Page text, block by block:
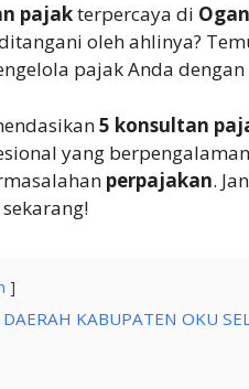
pajakterpercaya di
oleh ahlinya?
pajak Anda
5 konsultan
yang
perpajakan.
KABUPATEN OKU